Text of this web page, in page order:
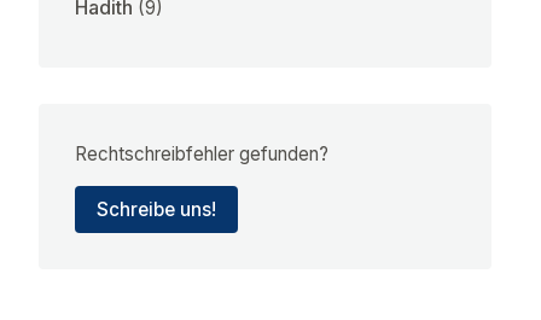
Hadith (9)
Rechtschreibfehler gefunden?
Schreibe uns!